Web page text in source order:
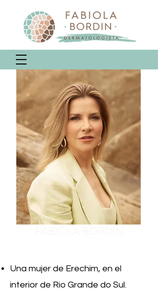
Una mujer de Erechim, en el
interior de Rio Grande do Sul.